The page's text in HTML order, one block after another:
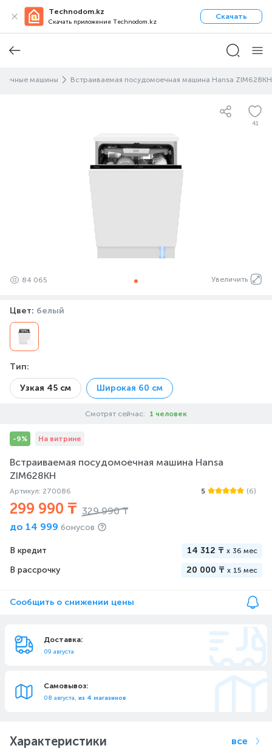
Technodom.kz
Скачать приложение Technodom.kz
Скачать
машины Встраиваемая посудомоечная машина Hansa ZIM628KH
41
Увеличить
84 065
Цвет: белый
Тип:
Узкая 45 см Широкая 60 см
Смотрят сейчас: 1 человек
-9% На витрине
Встраиваемая посудомоечная машина Hansa
ZIM628KH
Артикул: 270086 5 (6)
299 990 ₸ 329 990 ₸
до 14 999 бонусов
В кредит 14 312 ₸ x 36 мес
В рассрочку 20 000 ₸ x 15 мес
Сообщить о снижении цены
Доставка:
09 августа
Самовывоз:
08 августа, из 4 магазинов
Характеристики все